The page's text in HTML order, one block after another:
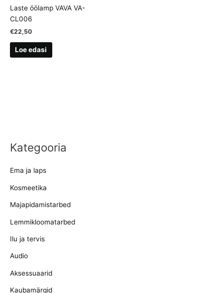
Kategooria
Ema ja laps
Kosmeetika
Majapidamistarbed
Lemmikloomatarbed
Ilu ja tervis
Audio
Aksessuaarid
Kaubamärgid
Laste öölamp VAVA VA-
CL006
€22,50
Loe edasi